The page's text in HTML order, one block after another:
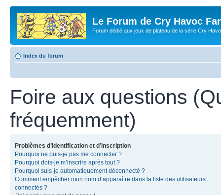
Le Forum de Cry Havoc
Forum dédié aux jeux de plateau de la série Cry
Index du forum
Foire aux questions
fréquemment)
Problèmes d’identification et d’inscription
Pourquoi ne puis-je pas me connecter ?
Pourquoi dois-je m’inscrire après tout ?
Pourquoi suis-je automatiquement déconnecté ?
Comment empêcher mon nom d’apparaître dans la liste des utilisateurs
connectés ?